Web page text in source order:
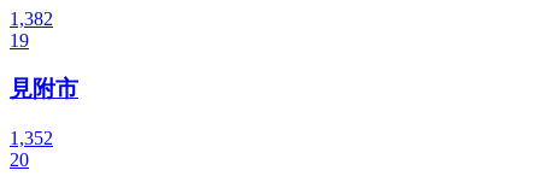
1,382
19
見附市
1,352
20